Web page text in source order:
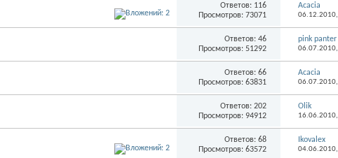
Ответов: 116
Просмотров: 73071
Acacia
06.12.2010,
Ответов: 46
Просмотров: 51292
pink panter
06.07.2010,
Ответов: 66
Просмотров: 63831
Acacia
06.07.2010,
Ответов: 202
Просмотров: 94912
Olik
16.06.2010,
Ответов: 68
Просмотров: 63572
Ikovalex
04.06.2010,